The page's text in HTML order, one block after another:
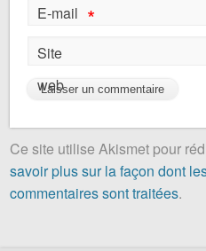
E-mail *
Site
web
Ce site utilise Akismet pour
savoir plus sur la façon dont
commentaires sont traitées.